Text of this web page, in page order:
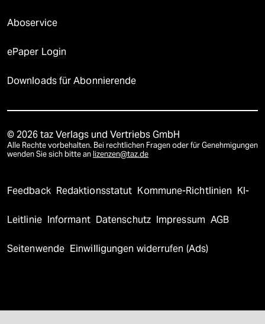
Aboservice
ePaper Login
Downloads für Abonnierende
© 2026 taz Verlags und Vertriebs GmbH
Alle Rechte vorbehalten. Bei rechtlichen Fragen oder für Genehmigungen
wenden Sie sich bitte an lizenzen@taz.de
Feedback Redaktionsstatut Kommune-Richtlinien KI-
Leitlinie Informant Datenschutz Impressum AGB
Seitenwende Einwilligungen widerrufen (Ads)